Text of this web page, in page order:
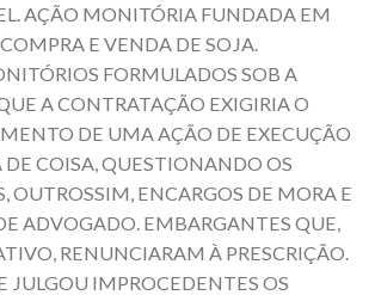
AÇÃO MONITÓRIA FUNDADA EM
E VENDA DE SOJA.
FORMULADOS SOB A
A CONTRATAÇÃO EXIGIRIA O
DE UMA AÇÃO DE EXECUÇÃO
DE COISA, QUESTIONANDO OS
OUTROSSIM, ENCARGOS DE MORA E
ADVOGADO. EMBARGANTES QUE,
RENUNCIARAM À PRESCRIÇÃO.
JULGOU IMPROCEDENTES OS